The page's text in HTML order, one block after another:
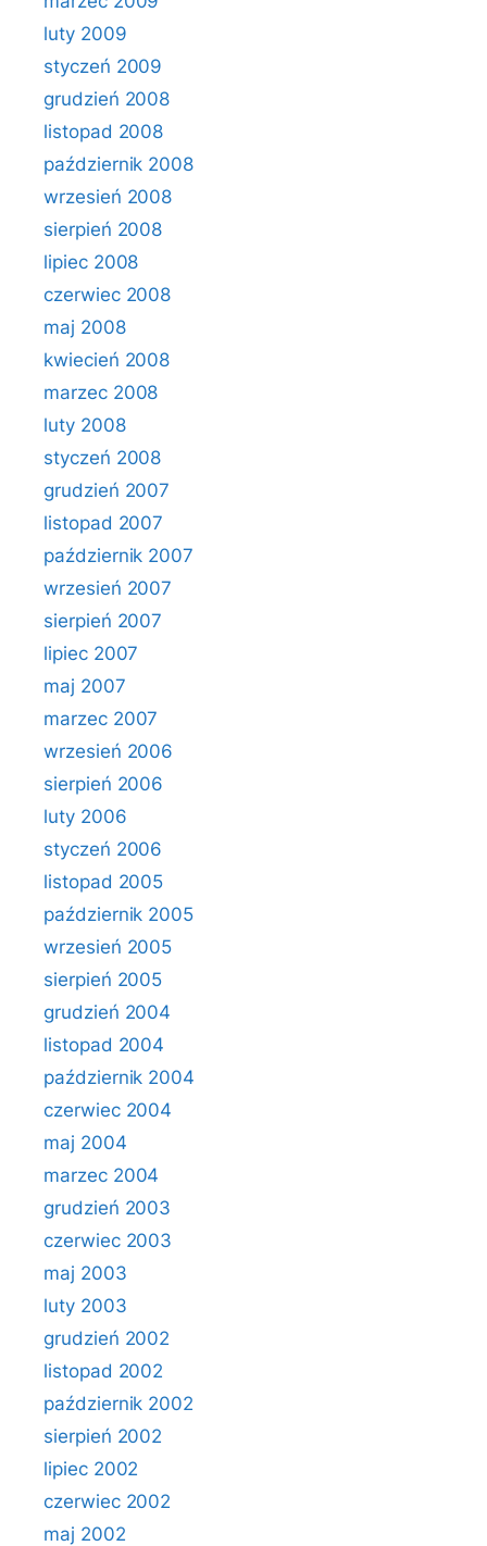
luty 2009
styczeń 2009
grudzień 2008
listopad 2008
październik 2008
wrzesień 2008
sierpień 2008
lipiec 2008
czerwiec 2008
maj 2008
kwiecień 2008
marzec 2008
luty 2008
styczeń 2008
grudzień 2007
listopad 2007
październik 2007
wrzesień 2007
sierpień 2007
lipiec 2007
maj 2007
marzec 2007
wrzesień 2006
sierpień 2006
luty 2006
styczeń 2006
listopad 2005
październik 2005
wrzesień 2005
sierpień 2005
grudzień 2004
listopad 2004
październik 2004
czerwiec 2004
maj 2004
marzec 2004
grudzień 2003
czerwiec 2003
maj 2003
luty 2003
grudzień 2002
listopad 2002
październik 2002
sierpień 2002
lipiec 2002
czerwiec 2002
maj 2002